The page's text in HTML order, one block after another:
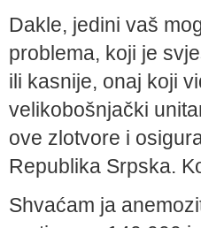
Dakle, jedini vaš
problema, koji je
ili kasnije, onaj koji
velikobošnjački
ove zlotvore i
Republika Srpska.
Shvaćam ja